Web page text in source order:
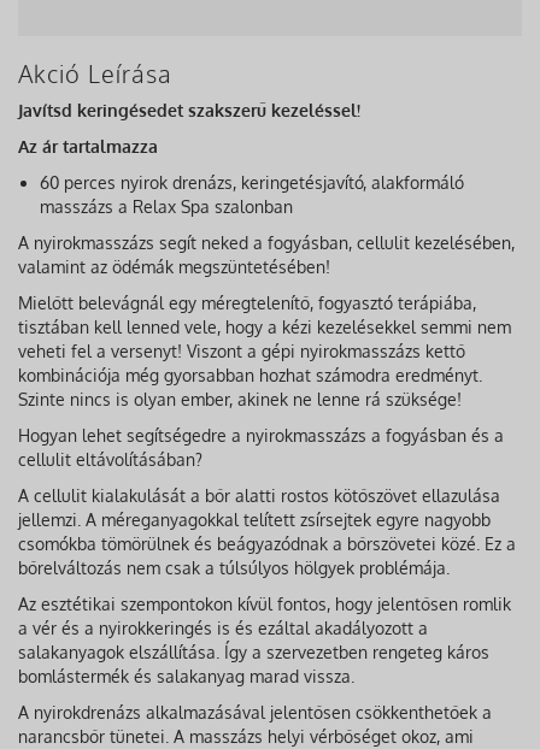
Akció Leírása
Javítsd keringésedet szakszerű kezeléssel!
Az ár tartalmazza
60 perces nyirok drenázs, keringetésjavító, alakformáló
masszázs a Relax Spa szalonban
A nyirokmasszázs segít neked a fogyásban, cellulit kezelésében,
valamint az ödémák megszüntetésében!
Mielőtt belevágnál egy méregtelenítő, fogyasztó terápiába,
tisztában kell lenned vele, hogy a kézi kezelésekkel semmi nem
veheti fel a versenyt! Viszont a gépi nyirokmasszázs kettő
kombinációja még gyorsabban hozhat számodra eredményt.
Szinte nincs is olyan ember, akinek ne lenne rá szüksége!
Hogyan lehet segítségedre a nyirokmasszázs a fogyásban és a
cellulit eltávolításában?
A cellulit kialakulását a bőr alatti rostos kötőszövet ellazulása
jellemzi. A méreganyagokkal telített zsírsejtek egyre nagyobb
csomókba tömörülnek és beágyazódnak a bőrszövetei közé. Ez a
bőrelváltozás nem csak a túlsúlyos hölgyek problémája.
Az esztétikai szempontokon kívül fontos, hogy jelentősen romlik
a vér és a nyirokkeringés is és ezáltal akadályozott a
salakanyagok elszállítása. Így a szervezetben rengeteg káros
bomlástermék és salakanyag marad vissza.
A nyirokdrenázs alkalmazásával jelentősen csökkenthetőek a
narancsbőr tünetei. A masszázs helyi vérbőséget okoz, ami